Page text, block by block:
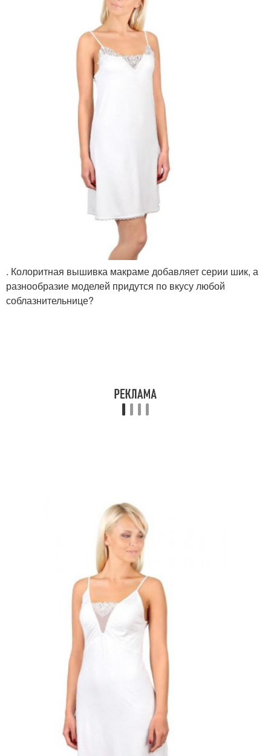
. Колоритная вышивка макраме добавляет серии шик, а
разнообразие моделей придутся по вкусу любой
соблазнительнице?